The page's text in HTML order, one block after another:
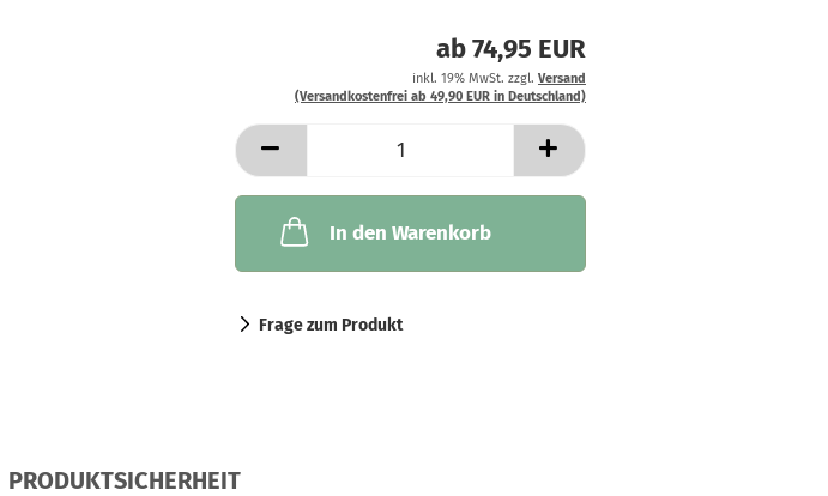
ab 74,95 EUR
inkl. 19% MwSt. zzgl. Versand
(Versandkostenfrei ab 49,90 EUR in Deutschland)
In den Warenkorb
Frage zum Produkt
PRODUKTSICHERHEIT